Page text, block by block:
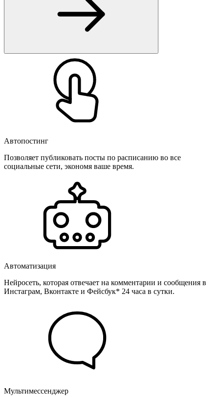
Автопостинг
Позволяет публиковать посты по расписанию во все
социальные сети, экономя ваше время.
Автоматизация
Нейросеть, которая отвечает на комментарии и сообщения в
Инстаграм, Вконтакте и Фейсбук* 24 часа в сутки.
Мультимессенджер